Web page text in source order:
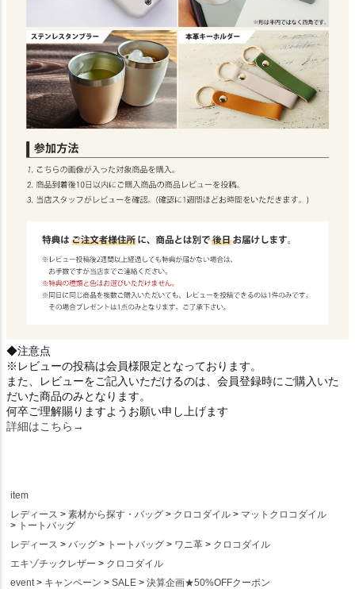
◆注意点
※レビューの投稿は会員様限定となっております。
また、レビューをご記入いただけるのは、会員登録時にご購入いた
だいた商品のみとなります。
何卒ご理解賜りますようお願い申し上げます
詳細はこちら→
item
レディース
素材から探す・バッグ クロコダイル
マットクロコダイル
トートバッグ
レディース
バッグ トートバッグ ワニ革
クロコダイル
エキゾチックレザー
クロコダイル
event
キャンペーン SALE 決算企画★50%OFFクーポン